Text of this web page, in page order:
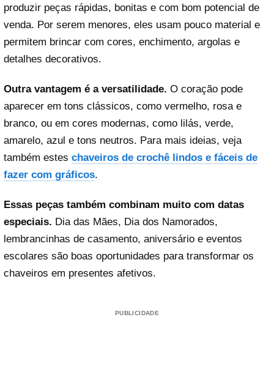
produzir peças rápidas, bonitas e com bom potencial de
venda. Por serem menores, eles usam pouco material e
permitem brincar com cores, enchimento, argolas e
detalhes decorativos.
Outra vantagem é a versatilidade. O coração pode
aparecer em tons clássicos, como vermelho, rosa e
branco, ou em cores modernas, como lilás, verde,
amarelo, azul e tons neutros. Para mais ideias, veja
também estes chaveiros de crochê lindos e fáceis de
fazer com gráficos.
Essas peças também combinam muito com datas
especiais. Dia das Mães, Dia dos Namorados,
lembrancinhas de casamento, aniversário e eventos
escolares são boas oportunidades para transformar os
chaveiros em presentes afetivos.
PUBLICIDADE